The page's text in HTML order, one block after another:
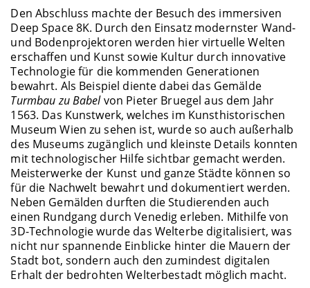
Den Abschluss machte der Besuch des immersiven
Deep Space 8K. Durch den Einsatz modernster Wand-
und Bodenprojektoren werden hier virtuelle Welten
erschaffen und Kunst sowie Kultur durch innovative
Technologie für die kommenden Generationen
bewahrt. Als Beispiel diente dabei das Gemälde
Turmbau zu Babelvon Pieter Bruegel aus dem Jahr
1563. Das Kunstwerk, welches im Kunsthistorischen
Museum Wien zu sehen ist, wurde so auch außerhalb
des Museums zugänglich und kleinste Details konnten
mit technologischer Hilfe sichtbar gemacht werden.
Meisterwerke der Kunst und ganze Städte können so
für die Nachwelt bewahrt und dokumentiert werden.
Neben Gemälden durften die Studierenden auch
einen Rundgang durch Venedig erleben. Mithilfe von
3D-Technologie wurde das Welterbe digitalisiert, was
nicht nur spannende Einblicke hinter die Mauern der
Stadt bot, sondern auch den zumindest digitalen
Erhalt der bedrohten Welterbestadt möglich macht.